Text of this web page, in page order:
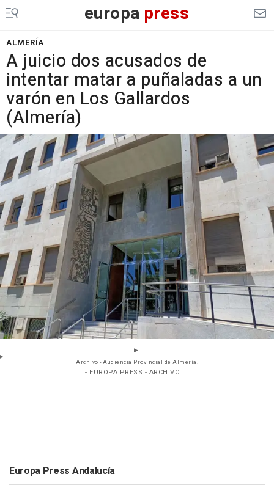
europa press
ALMERÍA
A juicio dos acusados de
intentar matar a puñaladas a un
varón en Los Gallardos
(Almería)
Archivo - Audiencia Provincial de Almería.
- EUROPA PRESS - ARCHIVO
Europa Press Andalucía